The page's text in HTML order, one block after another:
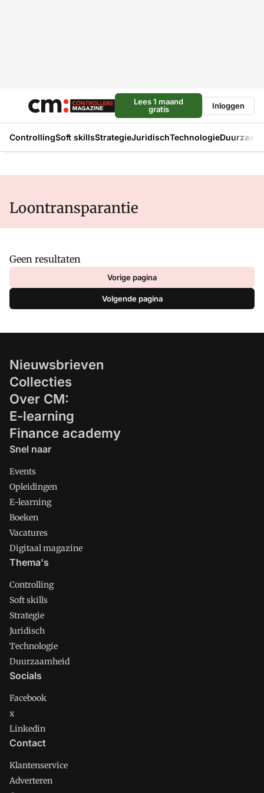
Lees 1 maand
gratis
Inloggen
ControllingSoft skillsStrategieJuridischTechnologie
Loontransparantie
Geen resultaten
Vorige pagina
Volgende pagina
Nieuwsbrieven
Collecties
Over CM:
E-learning
Finance academy
Snel naar
Events
Opleidingen
E-learning
Boeken
Vacatures
Digitaal magazine
Thema's
Controlling
Soft skills
Strategie
Juridisch
Technologie
Duurzaamheid
Socials
Facebook
x
Linkedin
Contact
Klantenservice
Adverteren